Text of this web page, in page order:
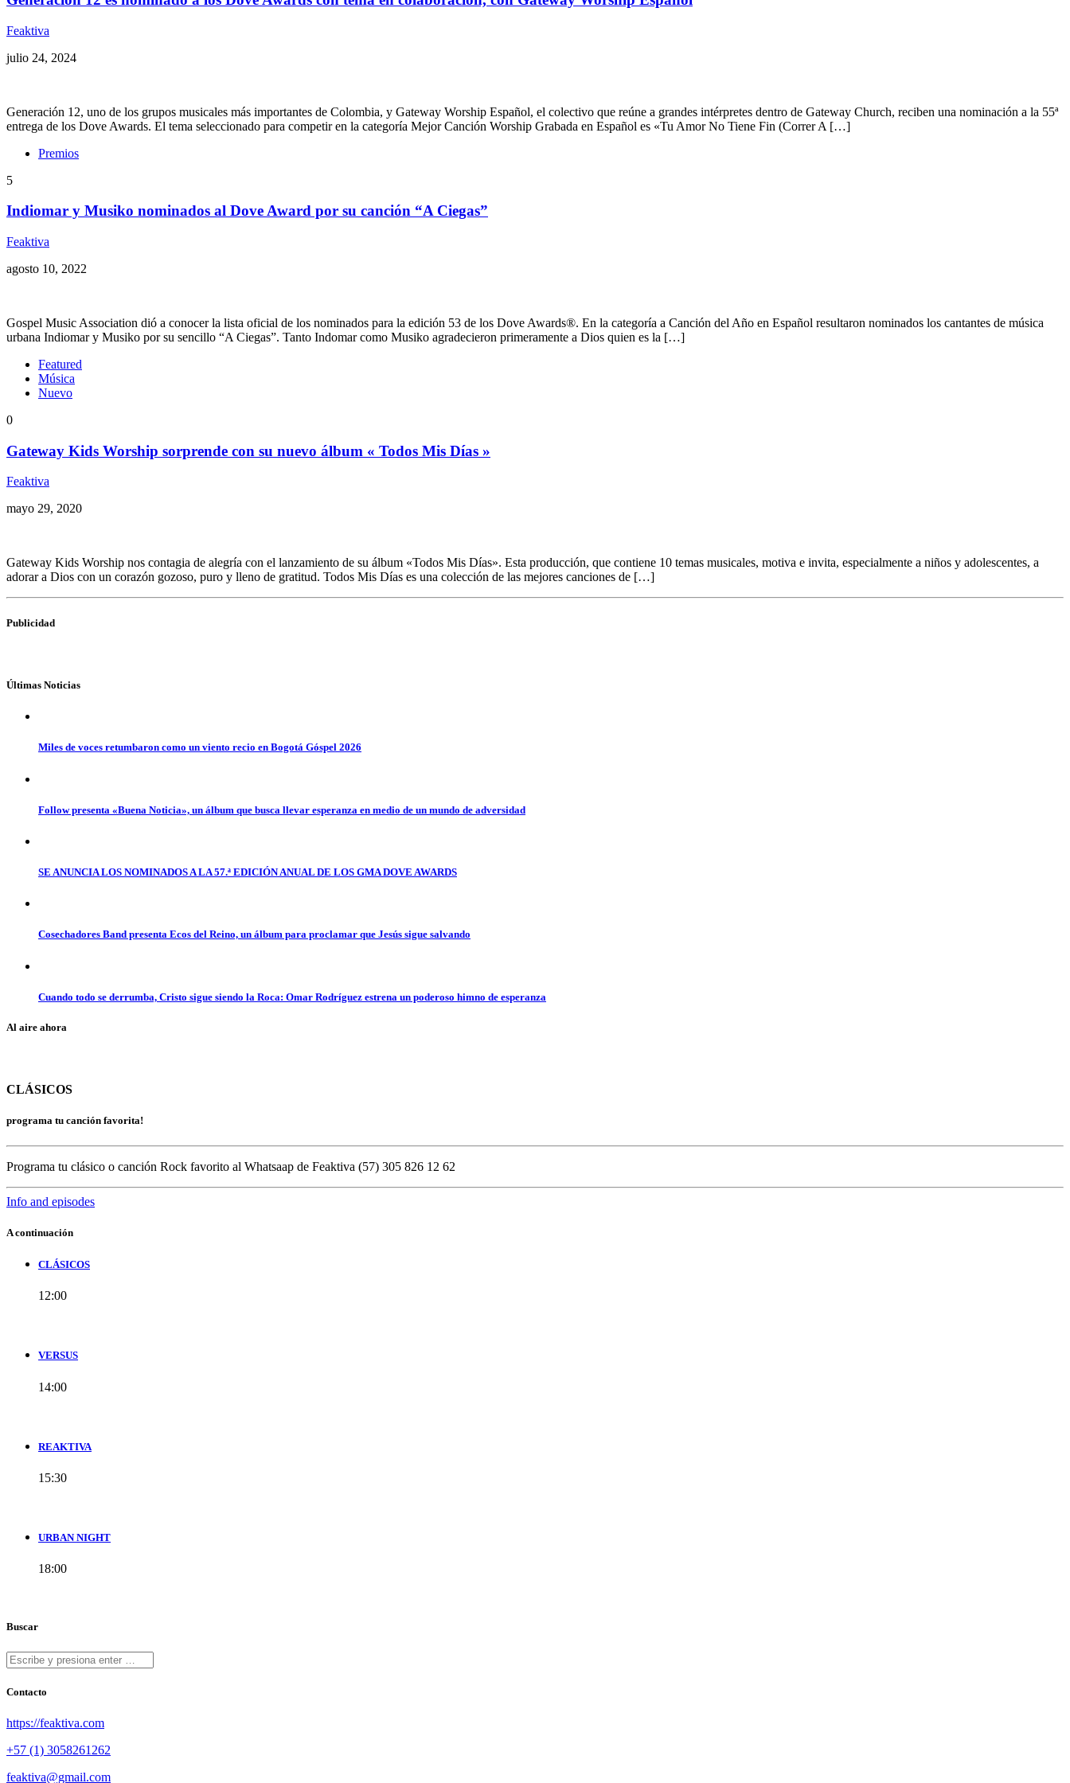
Feaktiva
julio 24, 2024
Generación 12, uno de los grupos musicales más importantes de Colombia, y Gateway Worship Español, el colectivo que reúne a grandes intérpretes dentro de Gateway Church, reciben una nominación a la 55ª
entrega de los Dove Awards. El tema seleccionado para competir en la categoría Mejor Canción Worship Grabada en Español es «Tu Amor No Tiene Fin (Correr A […]
Premios
5
Indiomar y Musiko nominados al Dove Award por su canción “A Ciegas”
Feaktiva
agosto 10, 2022
Gospel Music Association dió a conocer la lista oficial de los nominados para la edición 53 de los Dove Awards®. En la categoría a Canción del Año en Español resultaron nominados los cantantes de música
urbana Indiomar y Musiko por su sencillo “A Ciegas”. Tanto Indomar como Musiko agradecieron primeramente a Dios quien es la […]
Featured
Música
Nuevo
0
Gateway Kids Worship sorprende con su nuevo álbum « Todos Mis Días »
Feaktiva
mayo 29, 2020
Gateway Kids Worship nos contagia de alegría con el lanzamiento de su álbum «Todos Mis Días». Esta producción, que contiene 10 temas musicales, motiva e invita, especialmente a niños y adolescentes, a
adorar a Dios con un corazón gozoso, puro y lleno de gratitud. Todos Mis Días es una colección de las mejores canciones de […]
Publicidad
Últimas Noticias
Miles de voces retumbaron como un viento recio en Bogotá Góspel 2026
Follow presenta «Buena Noticia», un álbum que busca llevar esperanza en medio de un mundo de adversidad
SE ANUNCIA LOS NOMINADOS A LA 57.ª EDICIÓN ANUAL DE LOS GMA DOVE AWARDS
Cosechadores Band presenta Ecos del Reino, un álbum para proclamar que Jesús sigue salvando
Cuando todo se derrumba, Cristo sigue siendo la Roca: Omar Rodríguez estrena un poderoso himno de esperanza
Al aire ahora
CLÁSICOS
programa tu canción favorita!
Programa tu clásico o canción Rock favorito al Whatsaap de Feaktiva (57) 305 826 12 62
Info and episodes
A continuación
CLÁSICOS
12:00
VERSUS
14:00
REAKTIVA
15:30
URBAN NIGHT
18:00
Buscar
Contacto
https://feaktiva.com
+57 (1) 3058261262
feaktiva@gmail.com